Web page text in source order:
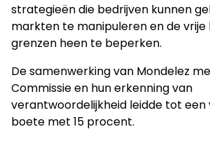
strategieën die bedrijven kunnen
markten te manipuleren en de vrije
grenzen heen te beperken.
De samenwerking van Mondelez
Commissie en hun erkenning van
verantwoordelijkheid leidde tot een
boete met 15 procent.